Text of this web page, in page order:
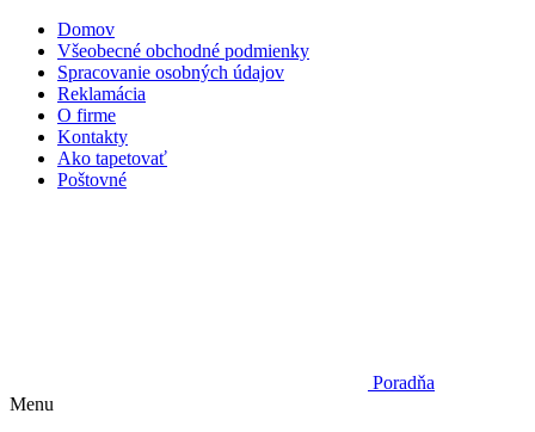
Domov
Všeobecné obchodné podmienky
Spracovanie osobných údajov
Reklamácia
O firme
Kontakty
Ako tapetovať
Poštovné
Poradňa
Menu